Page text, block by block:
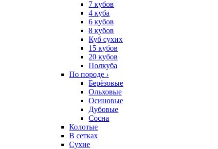
7 кубов
4 куба
6 кубов
8 кубов
Куб сухих
15 кубов
20 кубов
Полкуба
По породе ›
Берёзовые
Ольховые
Осиновые
Дубовые
Сосна
Колотые
В сетках
Сухие